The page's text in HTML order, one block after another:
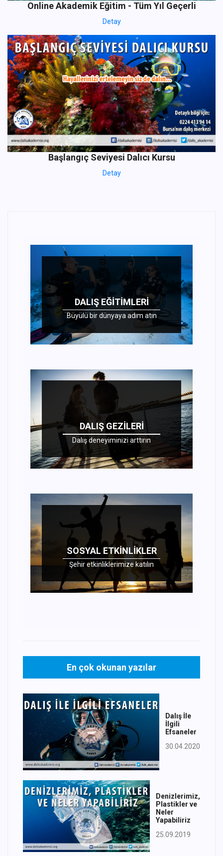
Online Akademik Eğitim - Tüm Yıl Geçerli
Detay
Başlangıç Seviyesi Dalıcı Kursu
Detay
DALIŞ EĞITIMLERI
Büyülü bir dünyaya adım atın
DALIŞ GEZILERI
Dalış deneyiminizi arttırın
SOSYAL ETKINLIKLER
Şehir etkinliklerimize katılın
En çok okunan yazılar
Dalış İle
İlgili
Efsaneler
30.04.2020
Denizlerimiz,
Plastikler ve
Neler
Yapabiliriz
25.09.2019